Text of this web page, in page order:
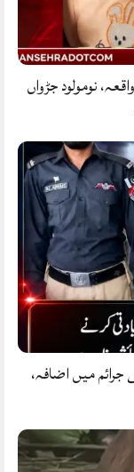
نومولود جڑواں
میں اضافہ،